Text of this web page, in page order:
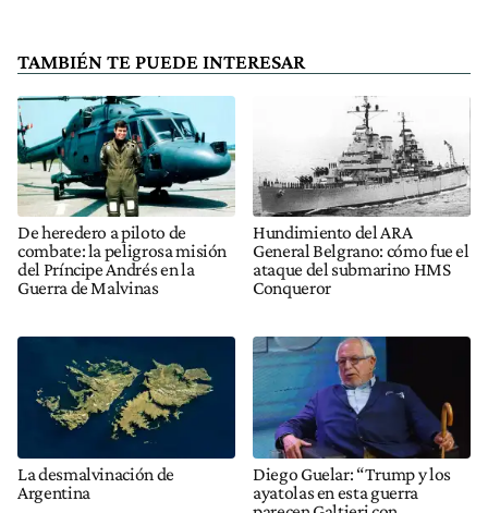
TAMBIÉN TE PUEDE INTERESAR
De heredero a piloto de
combate: la peligrosa misión
del Príncipe Andrés en la
Guerra de Malvinas
Hundimiento del ARA
General Belgrano: cómo fue el
ataque del submarino HMS
Conqueror
La desmalvinación de
Argentina
Diego Guelar: “Trump y los
ayatolas en esta guerra